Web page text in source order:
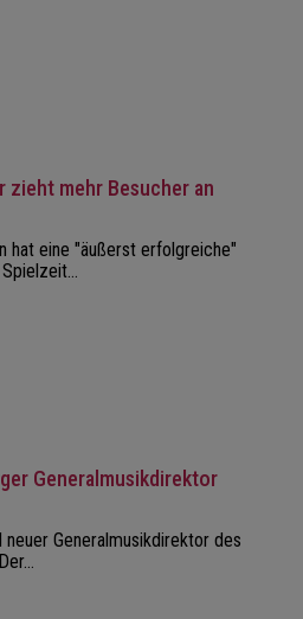
zieht mehr Besucher an
hat eine "äußerst erfolgreiche"
Spielzeit…
Generalmusikdirektor
Generalmusikdirektor des